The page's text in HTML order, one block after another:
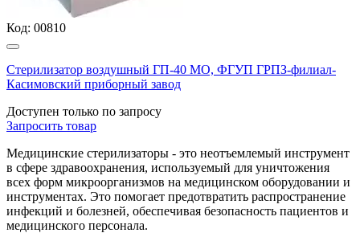
Код: 00810
Стерилизатор воздушный ГП-40 МО, ФГУП ГРПЗ-филиал-
Касимовский приборный завод
Доступен только по запросу
Запросить товар
Медицинские стерилизаторы - это неотъемлемый инструмент
в сфере здравоохранения, используемый для уничтожения
всех форм микроорганизмов на медицинском оборудовании и
инструментах. Это помогает предотвратить распространение
инфекций и болезней, обеспечивая безопасность пациентов и
медицинского персонала.